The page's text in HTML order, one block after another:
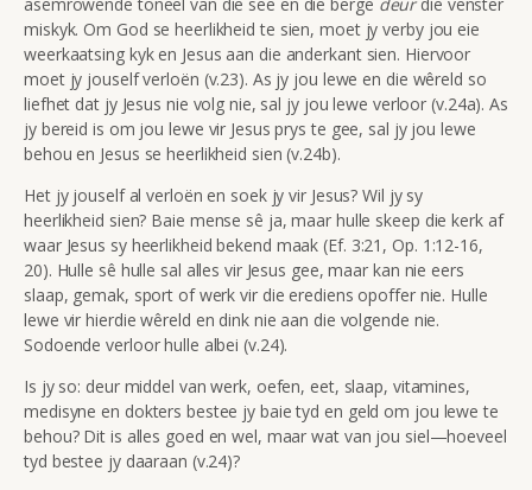
asemrowende toneel van die see en die berge deurdie venster
miskyk. Om God se heerlikheid te sien, moet jy verby jou eie
weerkaatsing kyk en Jesus aan die anderkant sien. Hiervoor
moet jy jouself verloën (v.23). As jy jou lewe en die wêreld so
liefhet dat jy Jesus nie volg nie, sal jy jou lewe verloor (v.24a). As
jy bereid is om jou lewe vir Jesus prys te gee, sal jy jou lewe
behou en Jesus se heerlikheid sien (v.24b).
Het jy jouself al verloën en soek jy vir Jesus? Wil jy sy
heerlikheid sien? Baie mense sê ja, maar hulle skeep die kerk af
waar Jesus sy heerlikheid bekend maak (Ef. 3:21, Op. 1:12-16,
20). Hulle sê hulle sal alles vir Jesus gee, maar kan nie eers
slaap, gemak, sport of werk vir die erediens opoffer nie. Hulle
lewe vir hierdie wêreld en dink nie aan die volgende nie.
Sodoende verloor hulle albei (v.24).
Is jy so: deur middel van werk, oefen, eet, slaap, vitamines,
medisyne en dokters bestee jy baie tyd en geld om jou lewe te
behou? Dit is alles goed en wel, maar wat van jou siel—hoeveel
tyd bestee jy daaraan (v.24)?